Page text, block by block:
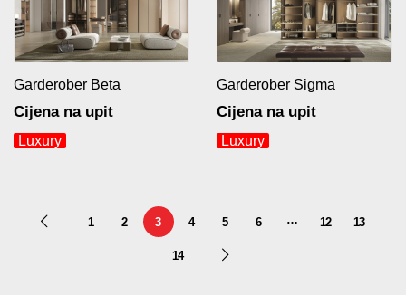
Garderober Beta
Cijena na upit
Luxury
Garderober Sigma
Cijena na upit
Luxury
1 2 3 4 5 6 … 12 13
14